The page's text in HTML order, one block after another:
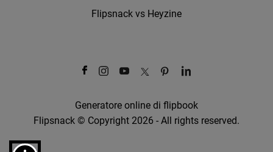
Flipsnack vs Heyzine
Generatore online di flipbook
Flipsnack © Copyright 2026 - All rights reserved.